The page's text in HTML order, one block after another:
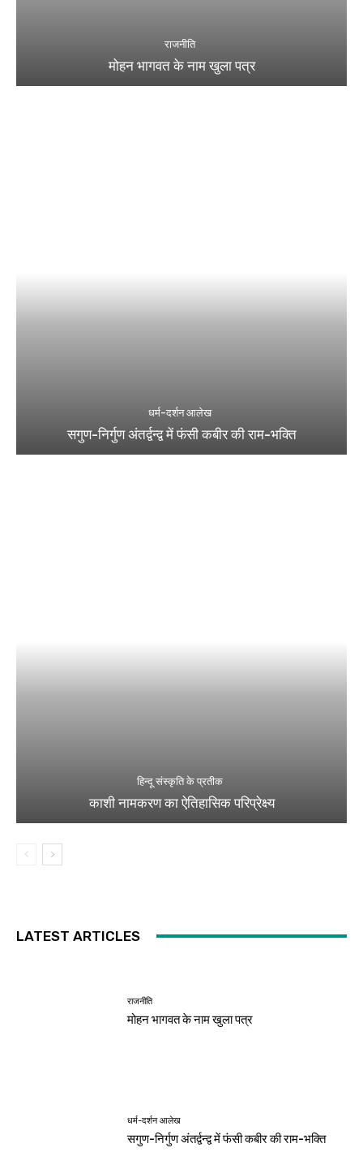
राजनीति
मोहन भागवत के नाम खुला पत्र
धर्म-दर्शन आलेख
सगुण-निर्गुण अंतर्द्वन्द्व में फंसी कबीर की राम-भक्ति
हिन्दू संस्कृति के प्रतीक
काशी नामकरण का ऐतिहासिक परिप्रेक्ष्य
LATEST ARTICLES
राजनीति
मोहन भागवत के नाम खुला पत्र
धर्म-दर्शन आलेख
सगुण-निर्गुण अंतर्द्वन्द्व में फंसी कबीर की राम-भक्ति